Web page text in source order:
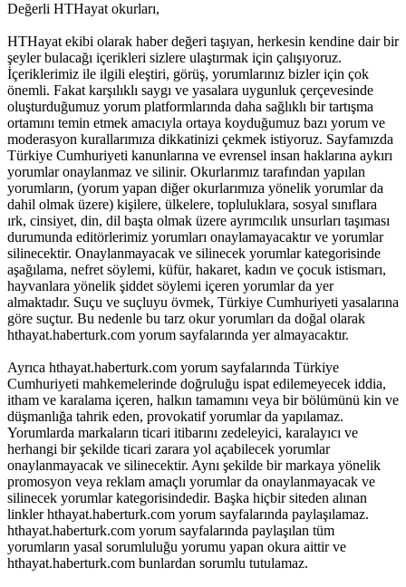
Değerli HTHayat okurları,
HTHayat ekibi olarak haber değeri taşıyan, herkesin kendine dair bir
şeyler bulacağı içerikleri sizlere ulaştırmak için çalışıyoruz.
İçeriklerimiz ile ilgili eleştiri, görüş, yorumlarınız bizler için çok
önemli. Fakat karşılıklı saygı ve yasalara uygunluk çerçevesinde
oluşturduğumuz yorum platformlarında daha sağlıklı bir tartışma
ortamını temin etmek amacıyla ortaya koyduğumuz bazı yorum ve
moderasyon kurallarımıza dikkatinizi çekmek istiyoruz. Sayfamızda
Türkiye Cumhuriyeti kanunlarına ve evrensel insan haklarına aykırı
yorumlar onaylanmaz ve silinir. Okurlarımız tarafından yapılan
yorumların, (yorum yapan diğer okurlarımıza yönelik yorumlar da
dahil olmak üzere) kişilere, ülkelere, topluluklara, sosyal sınıflara
ırk, cinsiyet, din, dil başta olmak üzere ayrımcılık unsurları taşıması
durumunda editörlerimiz yorumları onaylamayacaktır ve yorumlar
silinecektir. Onaylanmayacak ve silinecek yorumlar kategorisinde
aşağılama, nefret söylemi, küfür, hakaret, kadın ve çocuk istismarı,
hayvanlara yönelik şiddet söylemi içeren yorumlar da yer
almaktadır. Suçu ve suçluyu övmek, Türkiye Cumhuriyeti yasalarına
göre suçtur. Bu nedenle bu tarz okur yorumları da doğal olarak
hthayat.haberturk.com yorum sayfalarında yer almayacaktır.
Ayrıca hthayat.haberturk.com yorum sayfalarında Türkiye
Cumhuriyeti mahkemelerinde doğruluğu ispat edilemeyecek iddia,
itham ve karalama içeren, halkın tamamını veya bir bölümünü kin ve
düşmanlığa tahrik eden, provokatif yorumlar da yapılamaz.
Yorumlarda markaların ticari itibarını zedeleyici, karalayıcı ve
herhangi bir şekilde ticari zarara yol açabilecek yorumlar
onaylanmayacak ve silinecektir. Aynı şekilde bir markaya yönelik
promosyon veya reklam amaçlı yorumlar da onaylanmayacak ve
silinecek yorumlar kategorisindedir. Başka hiçbir siteden alınan
linkler hthayat.haberturk.com yorum sayfalarında paylaşılamaz.
hthayat.haberturk.com yorum sayfalarında paylaşılan tüm
yorumların yasal sorumluluğu yorumu yapan okura aittir ve
hthayat.haberturk.com bunlardan sorumlu tutulamaz.